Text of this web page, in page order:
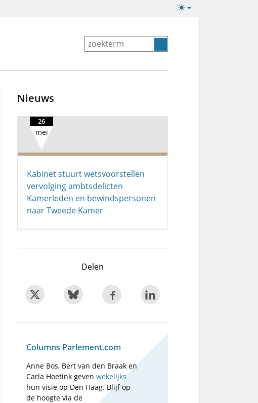
Lichte/donkere
Nieuws
26
mei
Kabinet stuurt wetsvoorstellen
vervolging ambtsdelicten
Kamerleden en bewindspersonen
naar Tweede Kamer
Delen
Columns Parlement.com
Anne Bos, Bert van den Braak en
Carla Hoetink gevenwekelijks
hun visie op Den Haag. Blijf op
de hoogte via de